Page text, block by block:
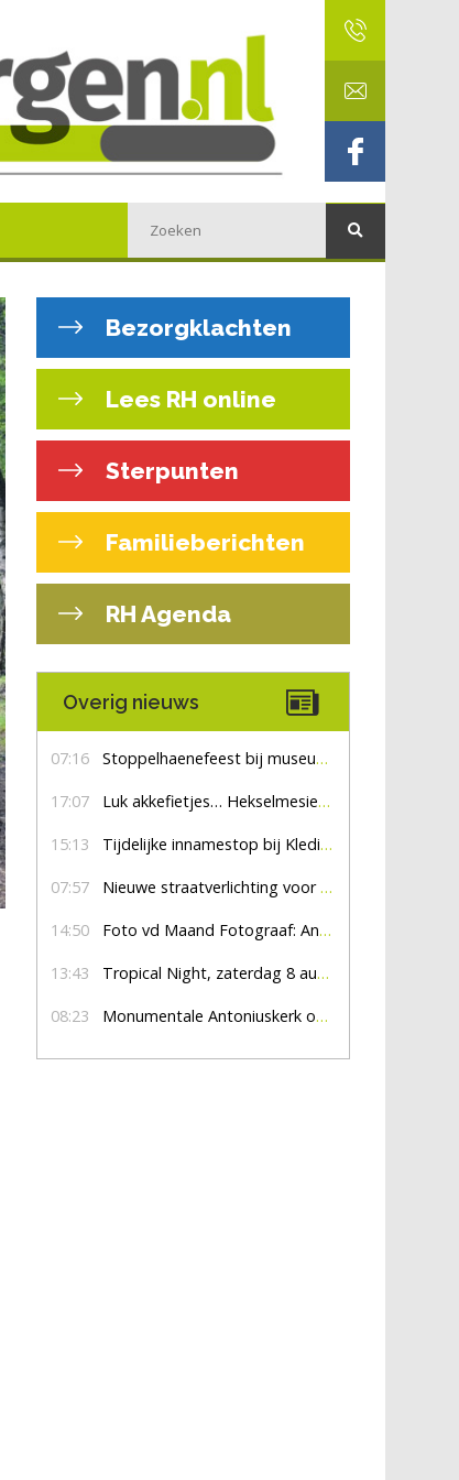
Bezorgklachten
Lees RH online
Sterpunten
Familieberichten
RH Agenda
Overig nieuws
07:16 Stoppelhaenefeest bij museum De Lebbenbrugge
17:07 Luk akkefietjes… HekselmesienHarry
15:13 Tijdelijke innamestop bij Kledingbank Stefania
07:57 Nieuwe straatverlichting voor De Veldmaat en De Pas
14:50 Foto vd Maand Fotograaf: Anna Jalving
13:43 Tropical Night, zaterdag 8 augustus: een zomers feest om niet te missen
08:23 Monumentale Antoniuskerk opent nog twee zondagmiddagen haar deuren